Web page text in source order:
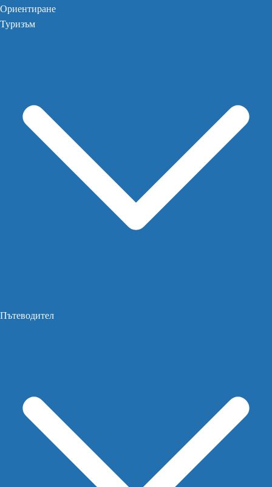
Ориентиране
Туризъм
Пътеводител